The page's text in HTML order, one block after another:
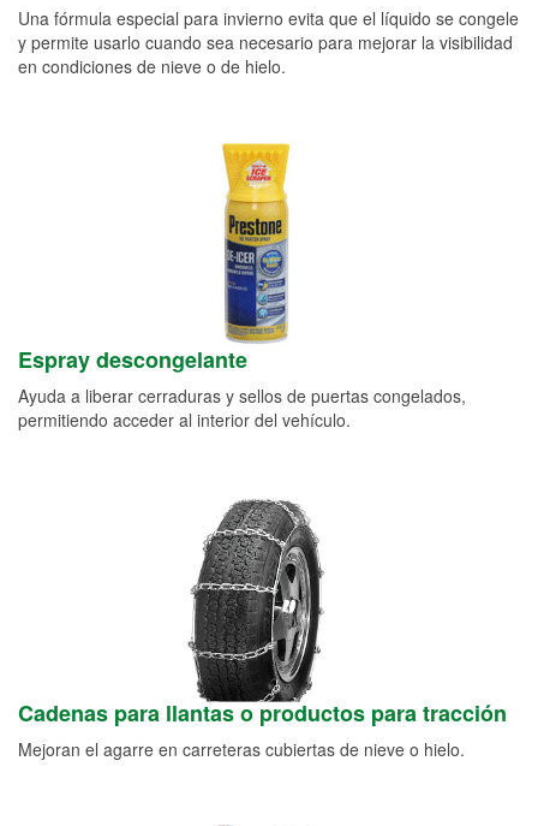
Una fórmula especial para invierno evita que el líquido se congele
y permite usarlo cuando sea necesario para mejorar la visibilidad
en condiciones de nieve o de hielo.
Espray descongelante
Ayuda a liberar cerraduras y sellos de puertas congelados,
permitiendo acceder al interior del vehículo.
Cadenas para llantas o productos para tracción
Mejoran el agarre en carreteras cubiertas de nieve o hielo.